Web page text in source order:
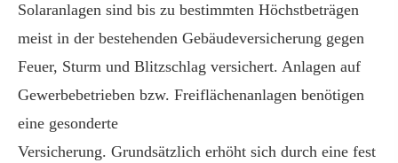
Solaranlagen sind bis zu bestimmten Höchstbeträgen
meist in der bestehenden Ge­bäude­ver­si­che­rung gegen
Feuer, Sturm und Blitzschlag versichert. Anlagen auf
Gewerbebetrieben bzw. Freiflächenanlagen benötigen
eine gesonderte
Versicherung. Grundsätzlich erhöht sich durch eine fest